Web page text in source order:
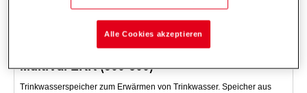
MultiVal ERR (300-500)
Trinkwasserspeicher zum Erwärmen von Trinkwasser. Speicher aus
Alle Cookies akzeptieren